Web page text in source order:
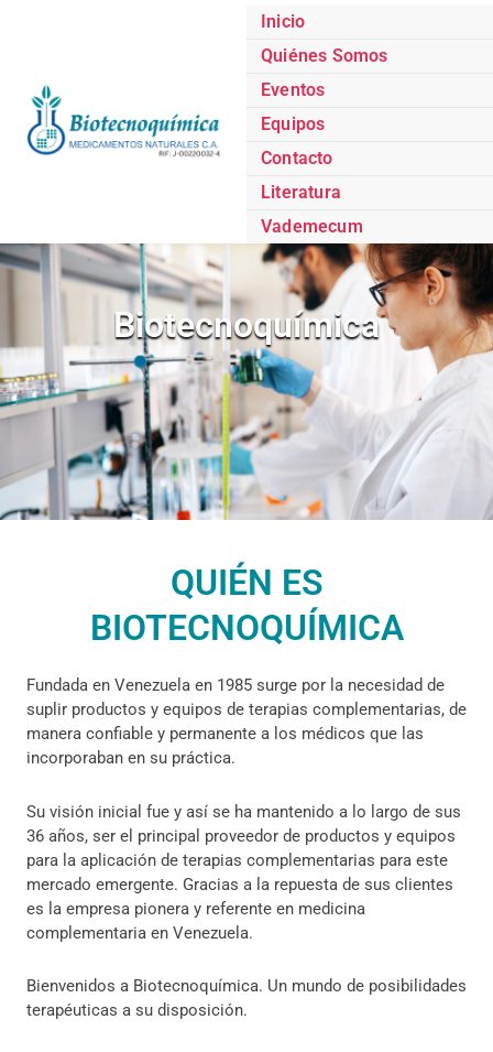
Inicio
Quiénes Somos
Eventos
Equipos
Contacto
Literatura
Vademecum
Biotecnoquímica
QUIÉN ES
BIOTECNOQUÍMICA
Fundada en Venezuela en 1985 surge por la necesidad de
suplir productos y equipos de terapias complementarias, de
manera confiable y permanente a los médicos que las
incorporaban en su práctica.
Su visión inicial fue y así se ha mantenido a lo largo de sus
36 años, ser el principal proveedor de productos y equipos
para la aplicación de terapias complementarias para este
mercado emergente. Gracias a la repuesta de sus clientes
es la empresa pionera y referente en medicina
complementaria en Venezuela.
Bienvenidos a Biotecnoquímica. Un mundo de posibilidades
terapéuticas a su disposición.